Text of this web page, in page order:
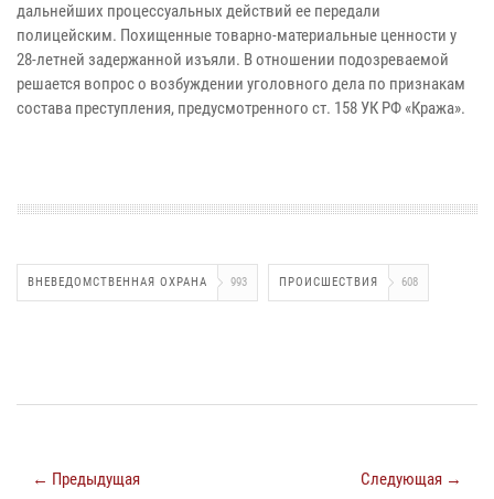
дальнейших процессуальных действий ее передали
полицейским. Похищенные товарно-материальные ценности у
28-летней задержанной изъяли. В отношении подозреваемой
решается вопрос о возбуждении уголовного дела по признакам
состава преступления, предусмотренного ст. 158 УК РФ «Кража».
ВНЕВЕДОМСТВЕННАЯ ОХРАНА 993 ПРОИСШЕСТВИЯ 608
← Предыдущая Следующая →